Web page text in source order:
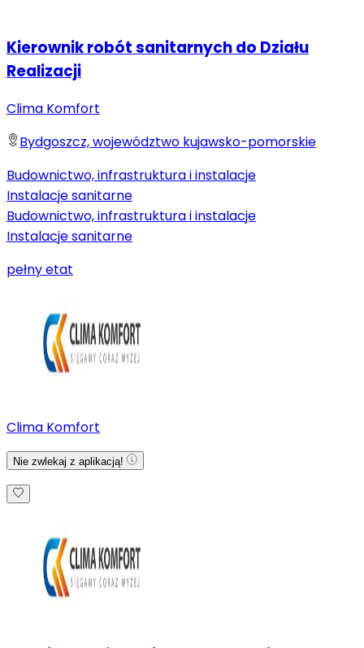
Kierownik robót sanitarnych do Działu
Realizacji
Clima Komfort
Bydgoszcz, województwo kujawsko-pomorskie
Budownictwo, infrastruktura i instalacje
Instalacje sanitarne
Budownictwo, infrastruktura i instalacje
Instalacje sanitarne
pełny etat
Clima Komfort
Nie zwlekaj z aplikacją!